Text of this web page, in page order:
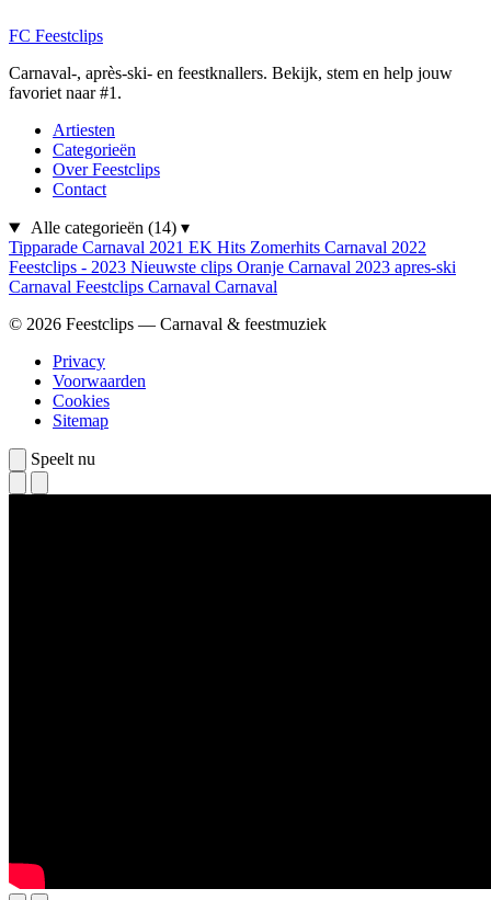
FC Feestclips
Carnaval-, après-ski- en feestknallers. Bekijk, stem en help jouw
favoriet naar #1.
Artiesten
Categorieën
Over Feestclips
Contact
Alle categorieën (14) ▾
Tipparade Carnaval 2021 EK Hits Zomerhits Carnaval 2022
Feestclips - 2023 Nieuwste clips Oranje Carnaval 2023 apres-ski
Carnaval Feestclips Carnaval Carnaval
© 2026 Feestclips — Carnaval & feestmuziek
Privacy
Voorwaarden
Cookies
Sitemap
Speelt nu